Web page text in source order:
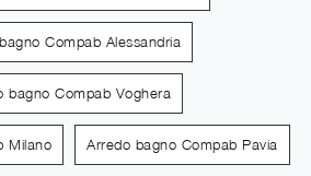
Compab Alessandria
bagno Compab Voghera
Milano Arredo bagno Compab Pavia